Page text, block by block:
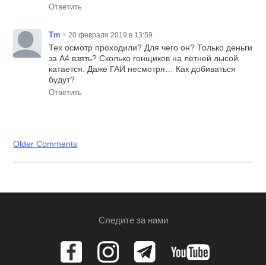
Ответить
Tm • 20 февраля 2019 в 13:59
Тех осмотр проходили? Для чего он? Только деньги
за А4 взять? Сколько гонщиков на летней лысой
катается. Даже ГАИ несмотря… Как добиваться
будут?
Ответить
navigation
Older Comments
Следите за нами